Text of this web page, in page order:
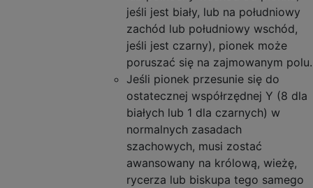
jeśli jest biały, lub na południowy
zachód lub południowy wschód,
jeśli jest czarny), pionek może
poruszać się na zajmowanym polu.
Jeśli pionek przesunie się do
ostatecznej współrzędnej Y (8 dla
białych lub 1 dla czarnych) w
normalnych zasadach
szachowych, musi zostać
awansowany na królową, wieżę,
rycerza lub biskupa tego samego